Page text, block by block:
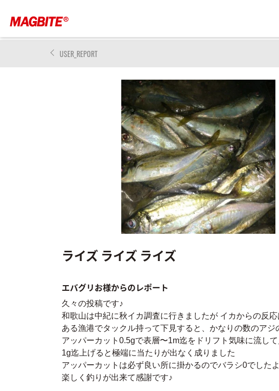
USER_REPORT
ライズ ライズ ライズ
エバグリお様からのレポート
久々の投稿です♪
和歌山は中紀に秋イカ調査に行きましたが イカからの反
ある漁港でタックル持って下見すると、かなりの数のア
アッパーカット0.5gで表層〜1m迄をドリフト気味に流し
1g迄上げると極端に当たりが出なく成りました
アッパーカットは必ず良い所に掛かるのでバラシ0でした
楽しく釣りが出来て感謝です♪